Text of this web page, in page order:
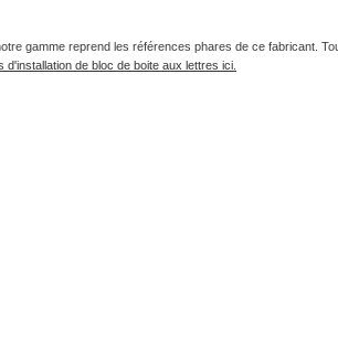
gamme reprend les références phares de ce fabricant.
d'installation de bloc de boite aux lettres ici.